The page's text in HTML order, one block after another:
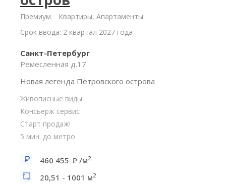
Премиум
Квартиры, Апартаменты
Срок ввода: 2 квартал 2027 года
Санкт-Петербург
Ремесленная д.17
Новая легенда Петровского острова
Живописные виды
Консьерж сервис
Старт продаж!
5 мин. до метро
460 455 /м2
20,51 - 1001 м2